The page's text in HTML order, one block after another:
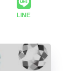
LINE